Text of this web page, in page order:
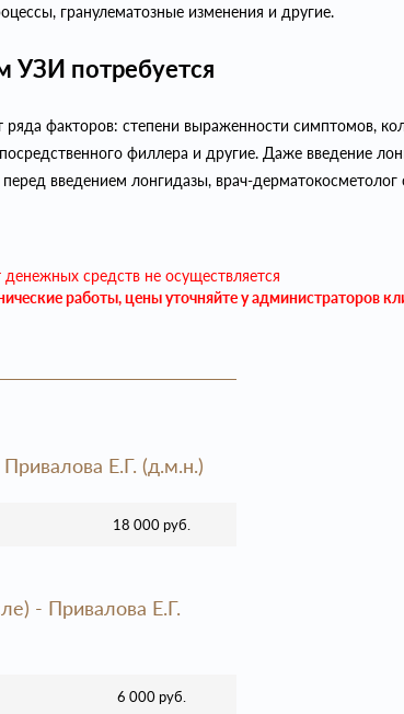
гранулематозные изменения и другие.
УЗИ потребуется
факторов: степени выраженности симптомов,
филлера и другие. Даже введение
введением лонгидазы, врач-дерматокосметолог
средств не осуществляется
работы, цены уточняйте у администраторов
Е.Г. (д.м.н.)
18 000 руб.
- Привалова Е.Г.
6 000 руб.